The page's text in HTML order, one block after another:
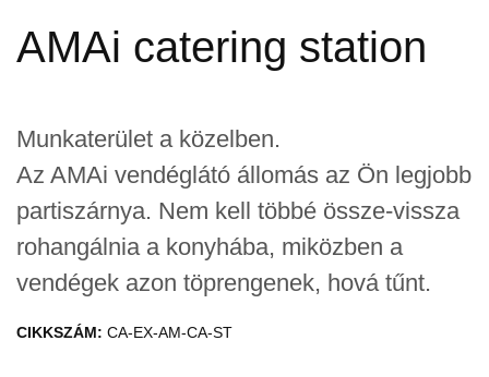
AMAi catering station
Munkaterület a közelben.
Az AMAi vendéglátó állomás az Ön legjobb
partiszárnya. Nem kell többé össze-vissza
rohangálnia a konyhába, miközben a
vendégek azon töprengenek, hová tűnt.
CIKKSZÁM: CA-EX-AM-CA-ST